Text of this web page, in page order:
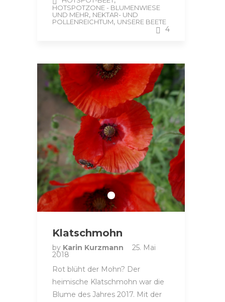
HOTSPOTZONE - BLUMENWIESE
UND MEHR, NEKTAR- UND
POLLENREICHTUM, UNSERE BEETE
4
Klatschmohn
by Karin Kurzmann 25. Mai
2018
Rot blüht der Mohn? Der
heimische Klatschmohn war die
Blume des Jahres 2017. Mit der